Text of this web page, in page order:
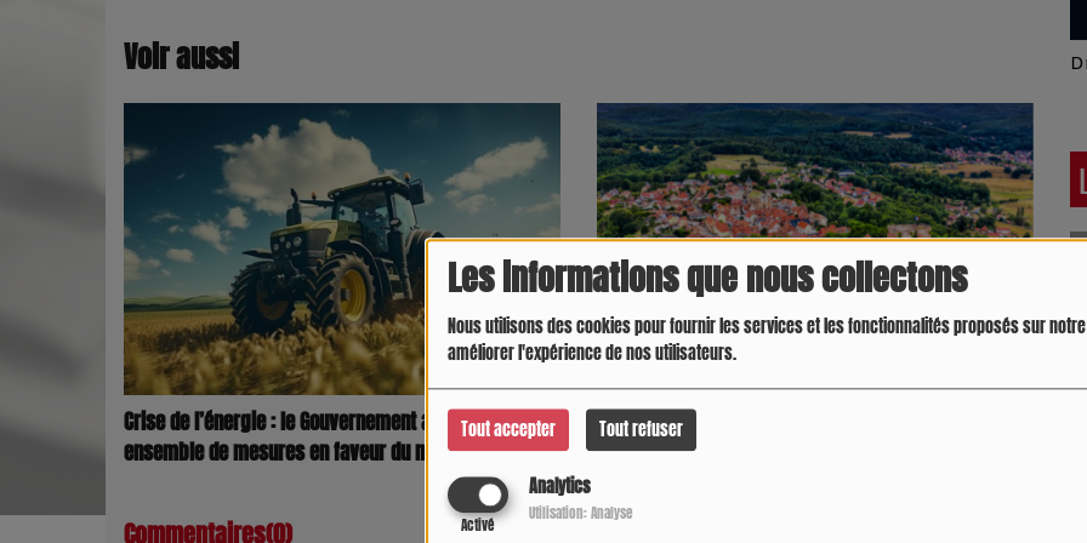
Les informations que nous collectons
Nous utilisons des cookies pour fournir les services et les fonctionnalités proposés sur
améliorer l'expérience de nos utilisateurs.
Tout accepter Tout refuser
Analytics
Activé
Utilisation: Analyse
Voir aussi
Crise de l’énergie : le Gouvernement annonce un
ensemble de mesures en faveur du monde agricole
Municipales : Ces 68 communes sans candidats...
Commentaires(0)